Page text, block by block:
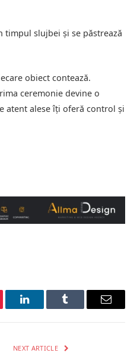
timpul slujbei și se păstrează
obiect contează.
ceremonie devine o
atent alese îți oferă control și
LinkedInTumblr Email
NEXT ARTICLE